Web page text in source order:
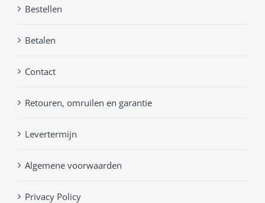
Bestellen
Betalen
Contact
Retouren, omruilen en garantie
Levertermijn
Algemene voorwaarden
Privacy Policy